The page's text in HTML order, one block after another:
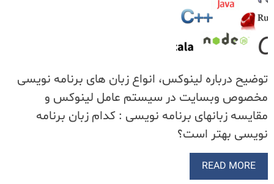
توضیح درباره لینوکس، انواع زبان های برنامه نویسی
مخصوص وبسایت در سیستم عامل لینوکس و
مقایسه زبانهای برنامه نویسی : کدام زبان برنامه
نویسی بهتر است؟
READ MORE